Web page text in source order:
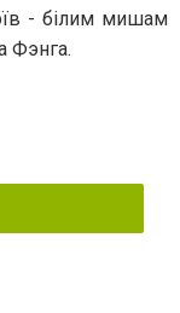
- білим мишам
Фэнга.